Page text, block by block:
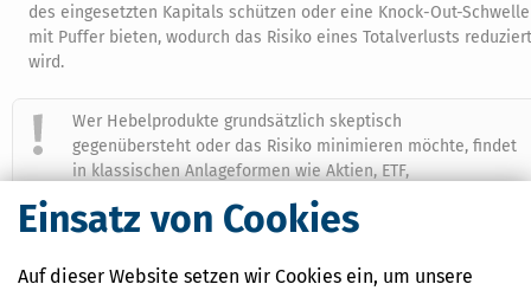
Einsatz von Cookies
Auf dieser Website setzen wir Cookies ein, um unsere
des eingesetzten Kapitals schützen oder eine Knock-Out-Schwelle
mit Puffer bieten, wodurch das Risiko eines Totalverlusts reduziert
wird.
Wer Hebelprodukte grundsätzlich skeptisch
gegenübersteht oder das Risiko minimieren möchte, findet
in klassischen Anlageformen wie Aktien, ETF,
Investmentfonds und festverzinslichen Wertpapieren
solide Alternativen.
Ratgeber zur Geldanlage